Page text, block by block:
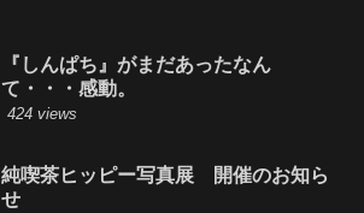
『しんぱち』がまだあったなん
て・・・感動。
424 views
純喫茶ヒッピー写真展 開催のお知ら
せ